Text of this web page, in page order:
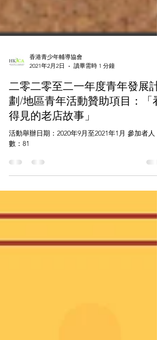
2021年2月2日
讀畢需時 1 分鐘
二零二零至二一年度青年發展計
劃/地區青年活動贊助項目：「看
得見的老店故事」
數：81